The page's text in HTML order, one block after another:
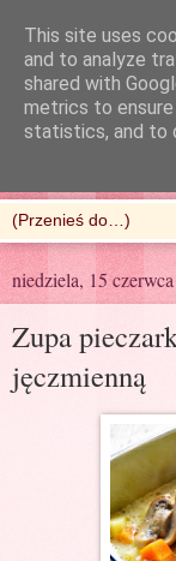
R'n'G
niedziela, 15
Zupa
jęczmienną
This site uses
and to analyze
shared with
metrics to
statistics, and to